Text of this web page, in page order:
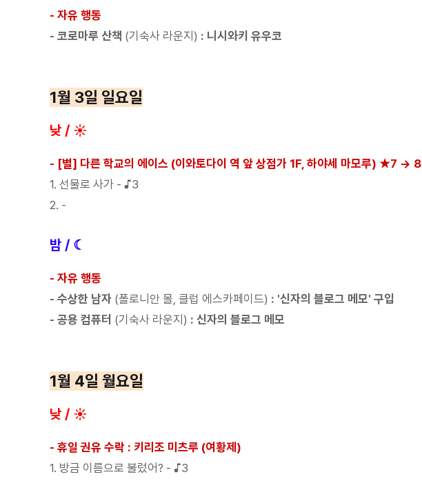
- 자유 행동
- 코로마루 산책 (기숙사 라운지 ) : 니시와키 유우코
1월 3일 일요일
낮 / ☀
- [별] 다른 학교의 에이스 (이와토다이 역 앞 상점가 1F, 하야세 마모루) ★7 → 8
1. 선물로 사가 - ♪3
2. -
밤 / ☾
- 자유 행동
- 수상한 남자 (폴로니안 몰, 클럽 에스카페이드) : '신자의 블로그 메모' 구입
- 공용 컴퓨터 (기숙사 라운지 ) : 신자의 블로그 메모
1월 4일 월요일
낮 / ☀
- 휴일 권유 수락 : 키리조 미츠루 (여황제)
1. 방금 이름으로 불렀어? - ♪3